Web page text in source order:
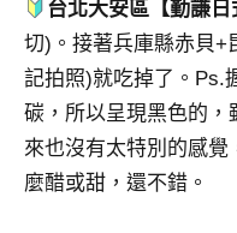
台北大安區【勤謙日
切)。接著兵庫縣赤貝+
記拍照)就吃掉了。Ps.
碳，所以呈現黑色的
來也沒有太特別的感
麼醋或甜，還不錯。